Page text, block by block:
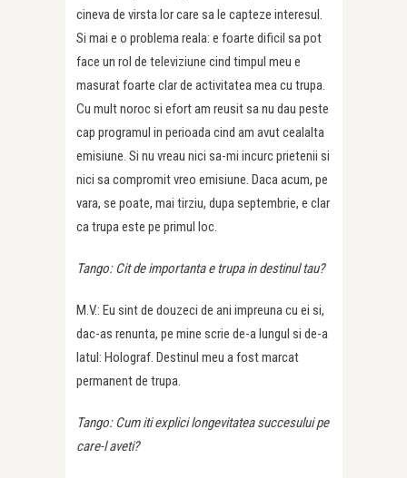
cineva de virsta lor care sa le capteze interesul.
Si mai e o problema reala: e foarte dificil sa pot
face un rol de televiziune cind timpul meu e
masurat foarte clar de activitatea mea cu trupa.
Cu mult noroc si efort am reusit sa nu dau peste
cap programul in perioada cind am avut cealalta
emisiune. Si nu vreau nici sa-mi incurc prietenii si
nici sa compromit vreo emisiune. Daca acum, pe
vara, se poate, mai tirziu, dupa septembrie, e clar
ca trupa este pe primul loc.
Tango: Cit de importanta e trupa in destinul tau?
M.V.: Eu sint de douzeci de ani impreuna cu ei si,
dac-as renunta, pe mine scrie de-a lungul si de-a
latul: Holograf. Destinul meu a fost marcat
permanent de trupa.
Tango: Cum iti explici longevitatea succesului pe
care-l aveti?